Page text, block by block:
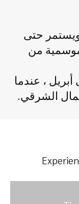
حتى
من
، عندما
الشرقي.